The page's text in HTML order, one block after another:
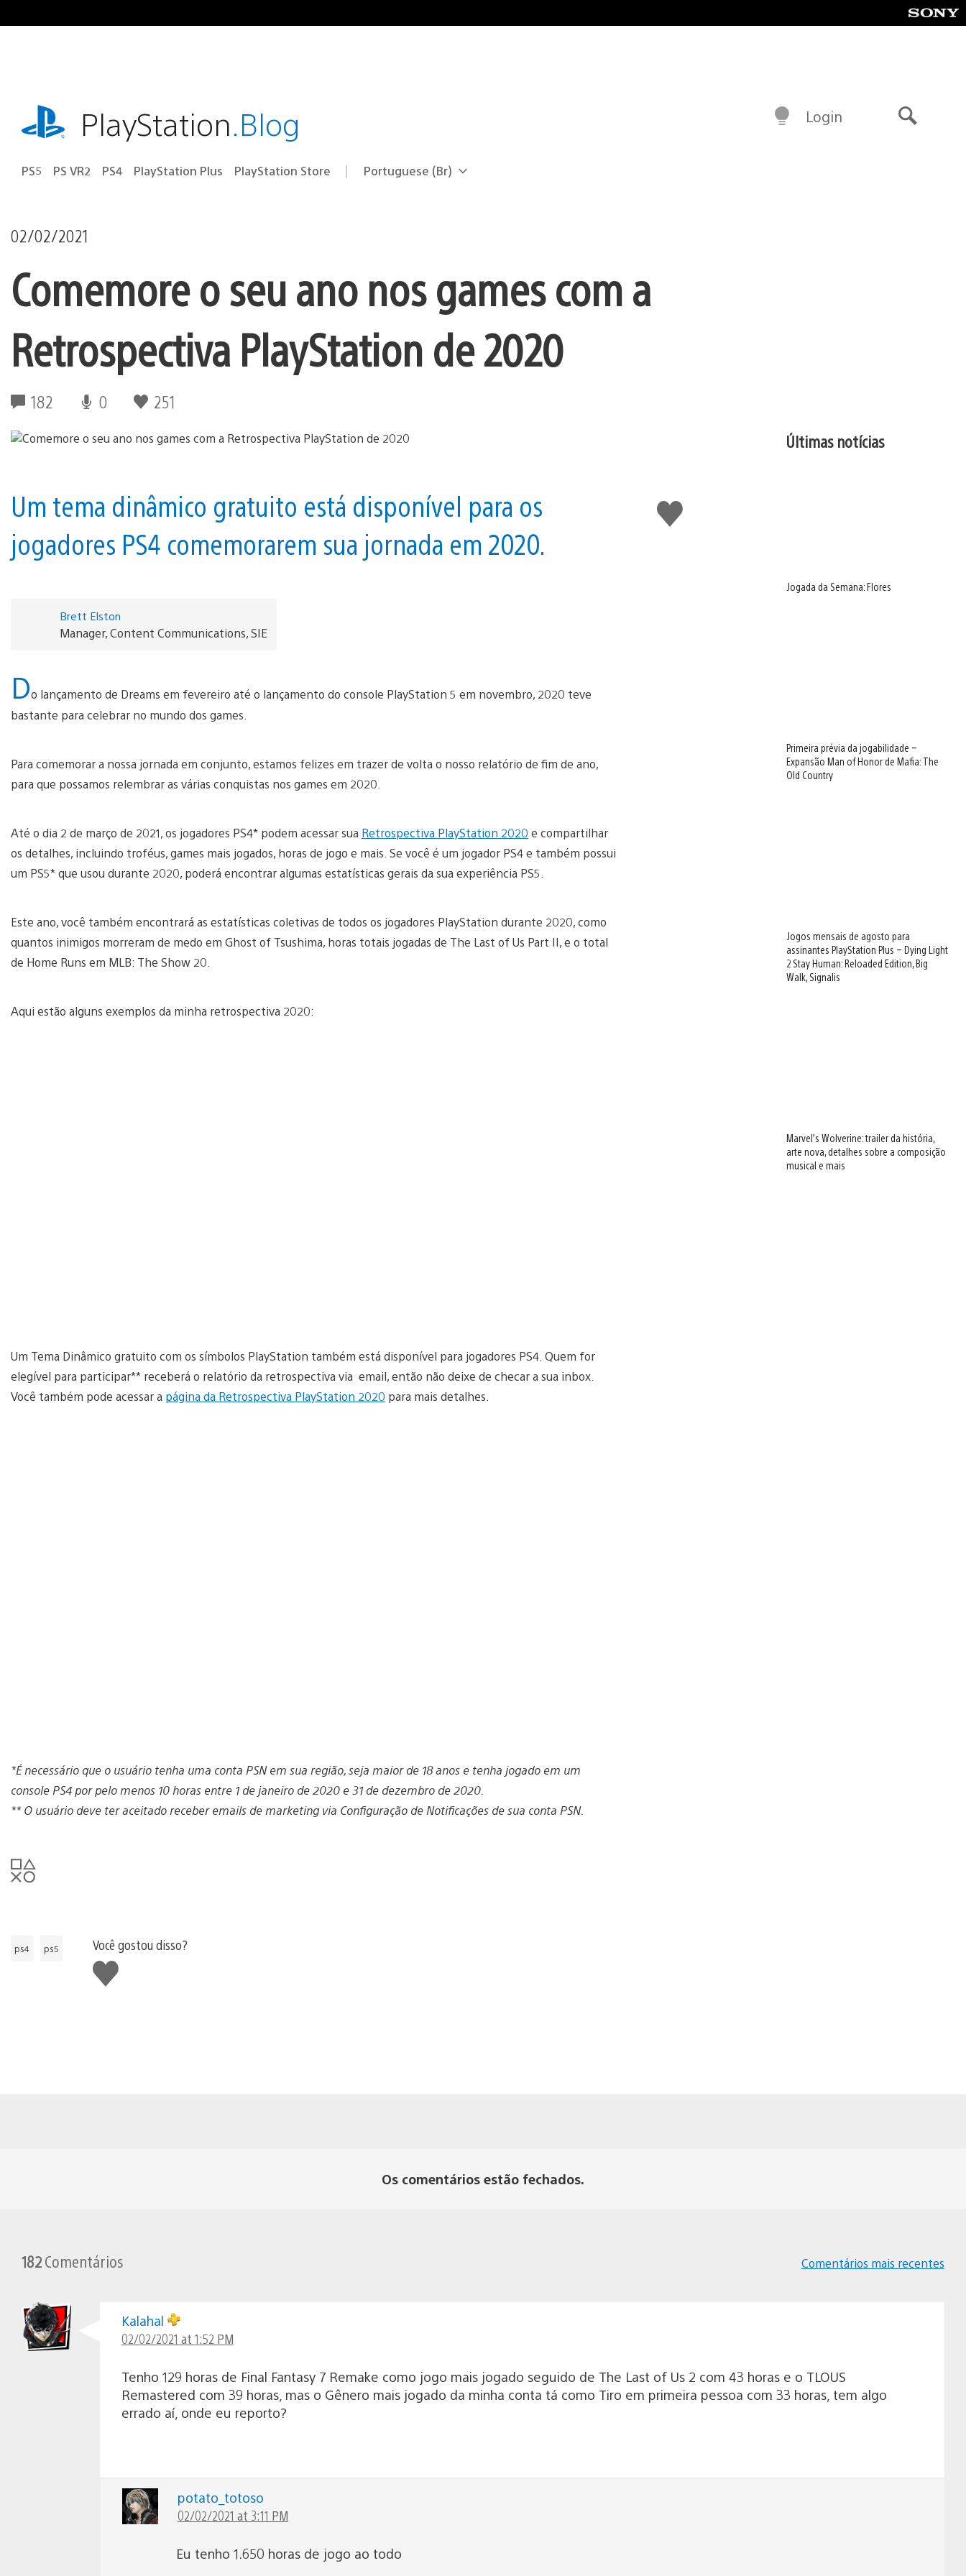
para
playstation.comPlayStation.Blog
PS5 PS VR2 PS4 PlayStation Plus PlayStation Store Selecione
Região
Portuguese (Br)
Login
02/02/2021
Comemore o seu ano nos games com a
Retrospectiva PlayStation de 2020
182 0 251
Curtir
Um tema dinâmico gratuito está disponível para os
jogadores PS4 comemorarem sua jornada em 2020.
Brett Elston
Manager, Content Communications, SIE
Do lançamento de Dreams em fevereiro até o lançamento do console PlayStation 5 em novembro, 2020 teve
bastante para celebrar no mundo dos games.
Para comemorar a nossa jornada em conjunto, estamos felizes em trazer de volta o nosso relatório de fim de ano,
para que possamos relembrar as várias conquistas nos games em 2020.
Até o dia 2 de março de 2021, os jogadores PS4* podem acessar sua Retrospectiva PlayStation 2020 e compartilhar
os detalhes, incluindo troféus, games mais jogados, horas de jogo e mais. Se você é um jogador PS4 e também possui
um PS5* que usou durante 2020, poderá encontrar algumas estatísticas gerais da sua experiência PS5.
Este ano, você também encontrará as estatísticas coletivas de todos os jogadores PlayStation durante 2020, como
quantos inimigos morreram de medo em Ghost of Tsushima, horas totais jogadas de The Last of Us Part II, e o total
de Home Runs em MLB: The Show 20.
Aqui estão alguns exemplos da minha retrospectiva 2020:
Um Tema Dinâmico gratuito com os símbolos PlayStation também está disponível para jogadores PS4. Quem for
elegível para participar** receberá o relatório da retrospectiva via email, então não deixe de checar a sua inbox.
Você também pode acessar a página da Retrospectiva PlayStation 2020 para mais detalhes.
*É necessário que o usuário tenha uma conta PSN em sua região, seja maior de 18 anos e tenha jogado em um
console PS4 por pelo menos 10 horas entre 1 de janeiro de 2020 e 31 de dezembro de 2020.
** O usuário deve ter aceitado receber emails de marketing via Configuração de Notificações de sua conta PSN.
ps4 ps5
Você gostou disso?
Curtir
Últimas notícias
Jogada da Semana: Flores
Primeira prévia da jogabilidade –
Expansão Man of Honor de Mafia: The
Old Country
Jogos mensais de agosto para
assinantes PlayStation Plus – Dying Light
2 Stay Human: Reloaded Edition, Big
Walk, Signalis
Marvel’s Wolverine: trailer da história,
arte nova, detalhes sobre a composição
musical e mais
Os comentários estão fechados.
182Comentários
Navegação
Comentários mais recentes
Kalahal
02/02/2021 at 1:52 PM
Tenho 129 horas de Final Fantasy 7 Remake como jogo mais jogado seguido de The Last of Us 2 com 43 horas e o TLOUS
Remastered com 39 horas, mas o Gênero mais jogado da minha conta tá como Tiro em primeira pessoa com 33 horas, tem algo
errado aí, onde eu reporto?
potato_totoso
02/02/2021 at 3:11 PM
Eu tenho 1.650 horas de jogo ao todo